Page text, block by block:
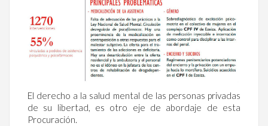
El derecho a la salud mental de las personas privadas
de su libertad, es otro eje de abordaje de esta
Procuración.